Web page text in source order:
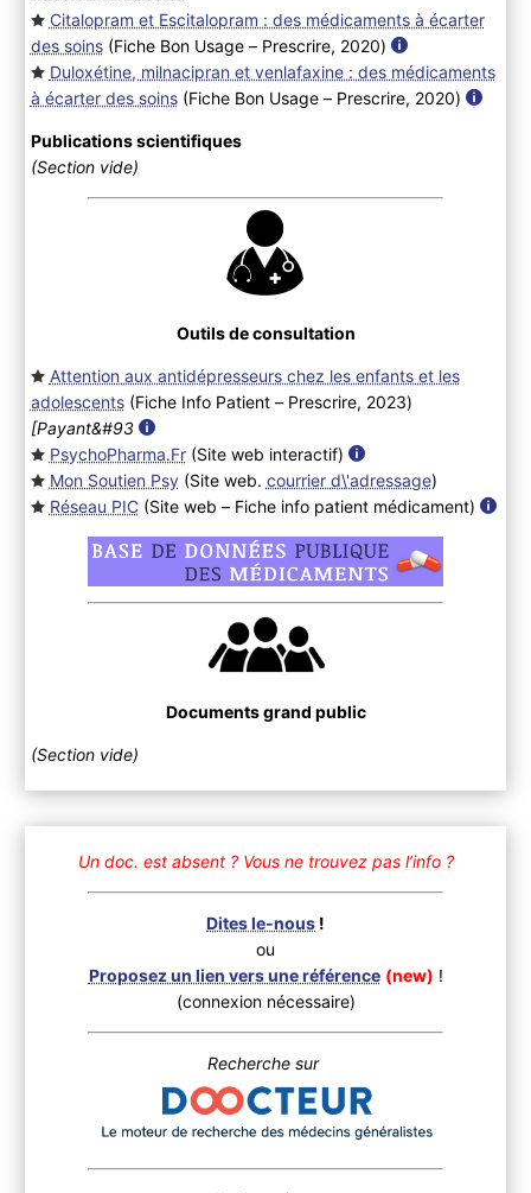
Citalopram et Escitalopram : des médicaments à écarter
des soins(Fiche Bon Usage – Prescrire, 2020)
Duloxétine, milnacipran et venlafaxine : des médicaments
à écarter des soins(Fiche Bon Usage – Prescrire, 2020)
Publications scientifiques
(Section vide)
Outils de consultation
Attention aux antidépresseurs chez les enfants et les
adolescents(Fiche Info Patient – Prescrire, 2023)
[Payant&#93
PsychoPharma.Fr(Site web interactif)
Mon Soutien Psy(Site web. courrier d\'adressage)
Réseau PIC(Site web – Fiche info patient médicament)
Documents grand public
(Section vide)
Un doc. est absent ? Vous ne trouvez pas l’info ?
Dites le-nous !
ou
Proposez un lien vers une référence (new) !
(connexion nécessaire)
Recherche sur